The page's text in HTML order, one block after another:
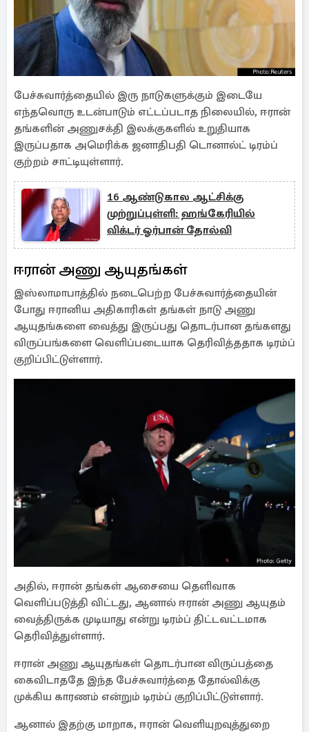
பேச்சுவார்த்தையில் இரு நாடுகளுக்கும் இடையே
எந்தவொரு உடன்பாடும் எட்டப்படாத நிலையில், ஈரான்
தங்களின் அணுசக்தி இலக்குகளில் உறுதியாக
இருப்பதாக அமெரிக்க ஜனாதிபதி டொனால்ட் டிரம்ப்
குற்றம் சாட்டியுள்ளார்.
16 ஆண்டுகால ஆட்சிக்கு
முற்றுப்புள்ளி: ஹங்கேரியில்
விக்டர் ஓர்பான் தோல்வி
ஈரான் அணு ஆயுதங்கள்
இஸ்லாமாபாத்தில் நடைபெற்ற பேச்சுவார்த்தையின்
போது ஈரானிய அதிகாரிகள் தங்கள் நாடு அணு
ஆயுதங்களை வைத்து இருப்பது தொடர்பான தங்களது
விருப்பங்களை வெளிப்படையாக தெரிவித்ததாக டிரம்ப்
குறிப்பிட்டுள்ளார்.
அதில், ஈரான் தங்கள் ஆசையை தெளிவாக
வெளிப்படுத்தி விட்டது, ஆனால் ஈரான் அணு ஆயுதம்
வைத்திருக்க முடியாது என்று டிரம்ப் திட்டவட்டமாக
தெரிவித்துள்ளார்.
ஈரான் அணு ஆயுதங்கள் தொடர்பான விருப்பத்தை
கைவிடாததே இந்த பேச்சுவார்த்தை தோல்விக்கு
முக்கிய காரணம் என்றும் டிரம்ப் குறிப்பிட்டுள்ளார்.
ஆனால் இதற்கு மாறாக, ஈரான் வெளியுறவுத்துறை